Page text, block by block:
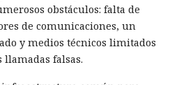
obstáculos: falta de
de comunicaciones, un
y medios técnicos limitados
falsas.